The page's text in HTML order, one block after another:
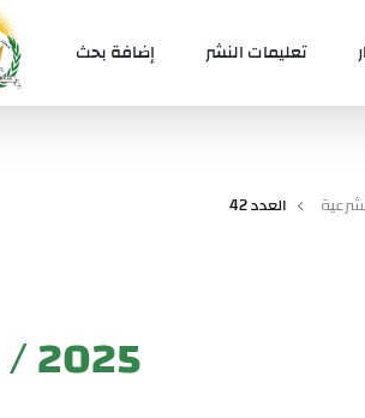
تعليمات النشر إضافة بحث
العدد 42
2025 / العدد 42